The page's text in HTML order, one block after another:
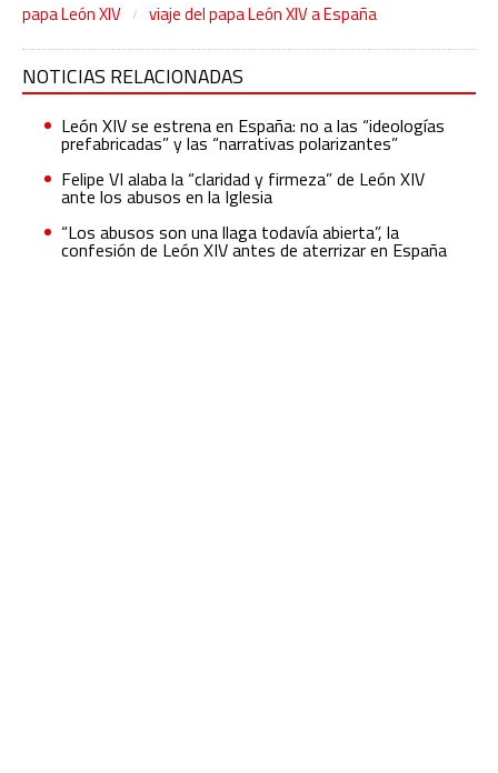
papa León XIV viaje del papa León XIV a España
NOTICIAS RELACIONADAS
León XIV se estrena en España: no a las “ideologías
prefabricadas” y las “narrativas polarizantes”
Felipe VI alaba la “claridad y firmeza” de León XIV
ante los abusos en la Iglesia
“Los abusos son una llaga todavía abierta”, la
confesión de León XIV antes de aterrizar en España